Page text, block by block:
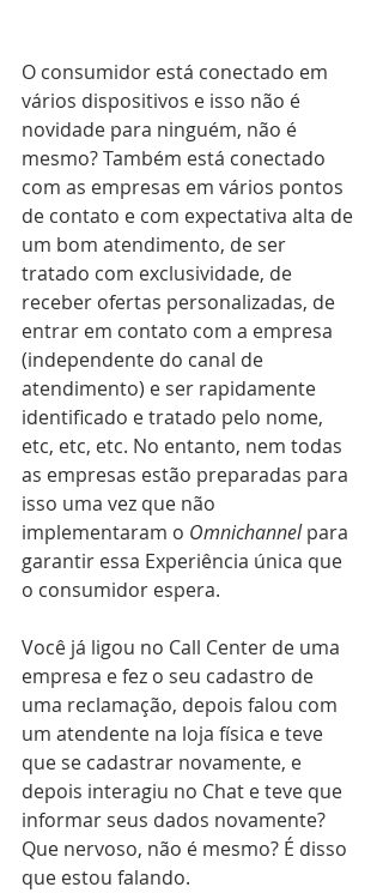
O consumidor está conectado em
vários dispositivos e isso não é
novidade para ninguém, não é
mesmo? Também está conectado
com as empresas em vários pontos
de contato e com expectativa alta de
um bom atendimento, de ser
tratado com exclusividade, de
receber ofertas personalizadas, de
entrar em contato com a empresa
(independente do canal de
atendimento) e ser rapidamente
identificado e tratado pelo nome,
etc, etc, etc. No entanto, nem todas
as empresas estão preparadas para
isso uma vez que não
implementaram o Omnichannel para
garantir essa Experiência única que
o consumidor espera.
Você já ligou no Call Center de uma
empresa e fez o seu cadastro de
uma reclamação, depois falou com
um atendente na loja física e teve
que se cadastrar novamente, e
depois interagiu no Chat e teve que
informar seus dados novamente?
Que nervoso, não é mesmo? É disso
que estou falando.